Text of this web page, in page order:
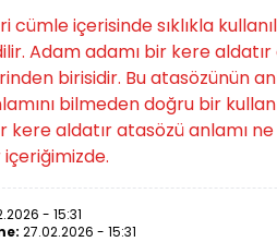
cümle içerisinde sıklıkla
Adam adamı bir kere
birisidir. Bu atasözünün
bilmeden doğru bir
kere aldatır atasözü anlamı
- 15:31
27.02.2026 - 15:31